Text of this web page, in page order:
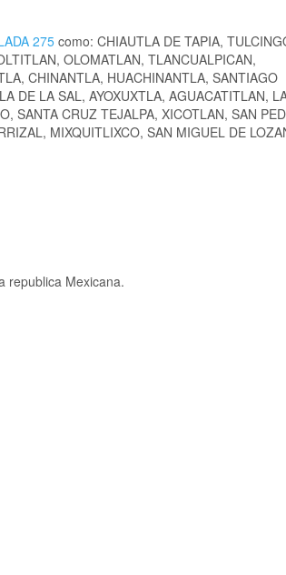
275 como: CHIAUTLA DE TAPIA,
OLOMATLAN, TLANCUALPICAN,
CHINANTLA, HUACHINANTLA, SANTIAGO
DE LA SAL, AYOXUXTLA, AGUACATITLAN,
SANTA CRUZ TEJALPA, XICOTLAN, SAN
MIXQUITLIXCO, SAN MIGUEL DE
republica Mexicana.